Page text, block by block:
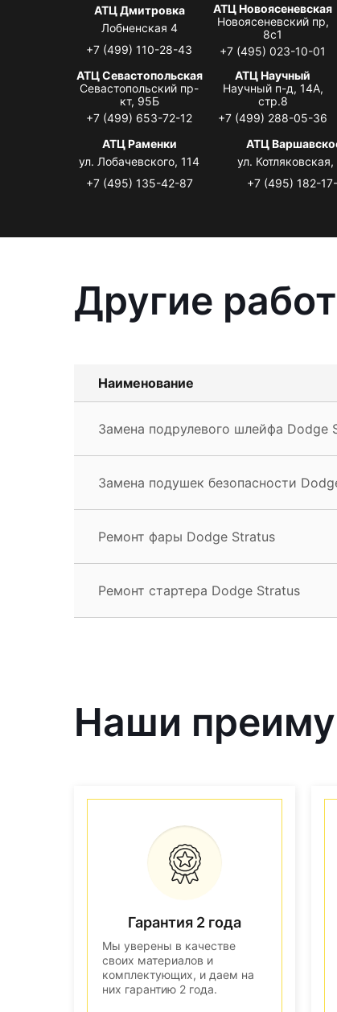
АТЦ Дмитровка
Лобненская 4
+7 (499) 110-28-43
АТЦ Новоясеневская
Новоясеневский пр,
8с1
+7 (495) 023-10-01
АТЦ Севастопольская
Севастопольский пр-
кт, 95Б
+7 (499) 653-72-12
АТЦ Научный
Научный п-д, 14А,
стр.8
+7 (499) 288-05-36
АТЦ Раменки
ул. Лобачевского, 114
+7 (495) 135-42-87
АТЦ
ул. Котляковская,
+7 (495) 182-
Другие
Наименование
Замена подрулевого шлейфа Dodge
Замена подушек безопасности
Ремонт фары Dodge Stratus
Ремонт стартера Dodge Stratus
Наши
Гарантия 2 года
Мы уверены в качестве
своих материалов и
комплектующих, и даем на
них гарантию 2 года.